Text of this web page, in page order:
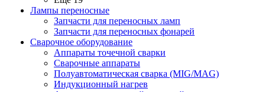
Лампы переносные
Запчасти для переносных ламп
Запчасти для переносных фонарей
Сварочное оборудование
Аппараты точечной сварки
Сварочные аппараты
Полуавтоматическая сварка (MIG/MAG)
Индукционный нагрев